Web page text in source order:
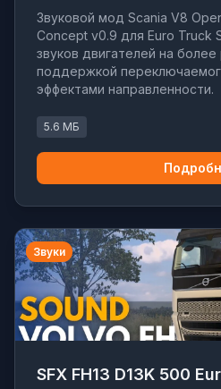
Звуковой мод Scania V8
Concept v0.9 для Euro Truck
звуков двигателей на
поддержкой
эффектами направленности.
5.6 МБ
Звуки
SFX FH13 D13K 500